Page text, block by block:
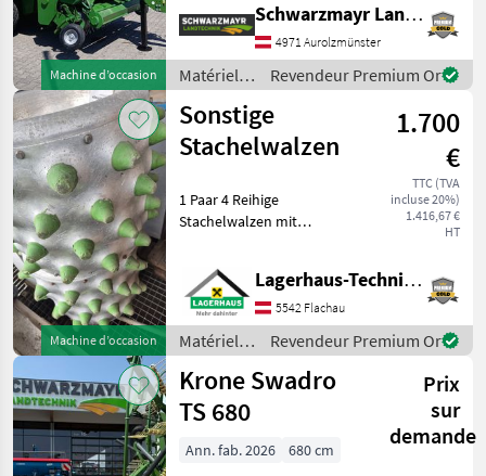
Machine d’occasion
de 120 x 70 cm et d'une
longueur comprise entre 1,
0 m et 2, 70 m - avec rotor
de
Schwarzmayr Landtechnik GmbH - Aurolzmünster
4971 Aurolzmünster
Matériels
de
fenaison /
Krone
Revendeur Premium Or
Machine d’occasion
Sonstige
Stachelwalzen
1.700
€
TTC (TVA
incluse 20%)
1.416,67 €
HT
1 Paar 4 Reihige
Stachelwalzen mit
bitten telefonisch oder per
Mail Ihren Besuch
bekanntzugeben, um
ausreichend Zeit
Lagerhaus-Technik Flachau
5542 Flachau
Matériels
de
fenaison /
Sonstige
Revendeur Premium Or
Krone Swadro
TS 680
Prix
sur
demande
Ann. fab. 2026
680 cm